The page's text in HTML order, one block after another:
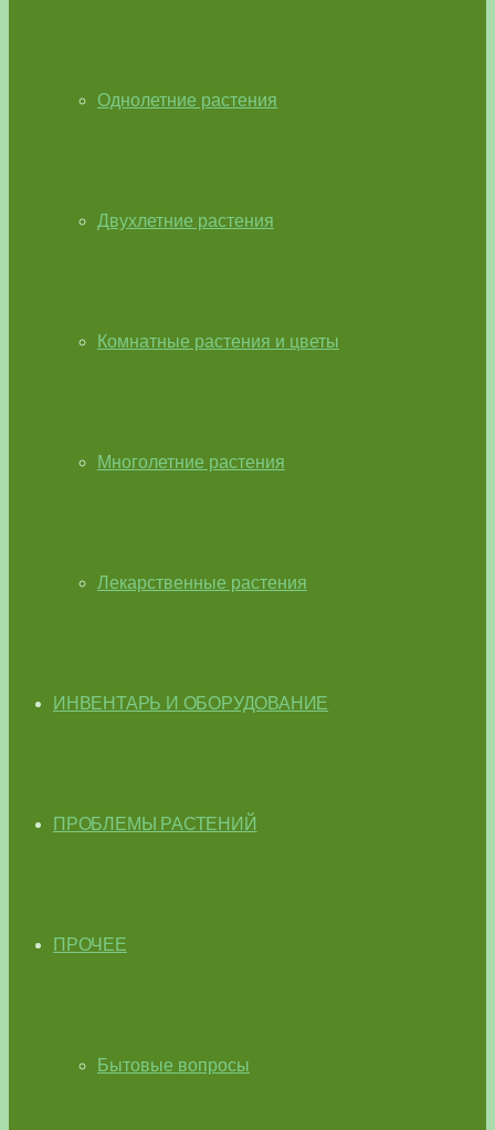
Однолетние растения
Двухлетние растения
Комнатные растения и цветы
Многолетние растения
Лекарственные растения
ИНВЕНТАРЬ И ОБОРУДОВАНИЕ
ПРОБЛЕМЫ РАСТЕНИЙ
ПРОЧЕЕ
Бытовые вопросы